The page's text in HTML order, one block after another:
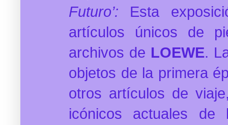
Futuro’: Esta
artículos únicos de
archivos de LOEWE.
objetos de la primera
otros artículos de
icónicos actuales de